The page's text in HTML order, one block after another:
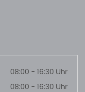
08:00 - 16:30 Uhr
08:00 - 16:30 Uhr